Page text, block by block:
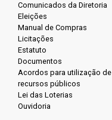
Comunicados da Diretoria
Eleições
Manual de Compras
Licitações
Estatuto
Documentos
Acordos para utilização de
recursos públicos
Lei das Loterias
Ouvidoria